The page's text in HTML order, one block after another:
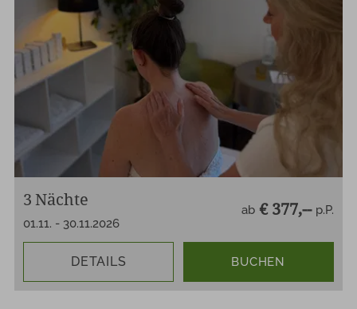
3 Nächte
01.11. - 30.11.2026
ab € 377,-- p.P.
DETAILS BUCHEN